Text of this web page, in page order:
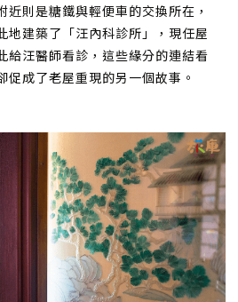
近則是糖鐵與輕便車的交換所在，
地建築了「汪內科診所」，現任屋
給汪醫師看診，這些緣分的連結看
促成了老屋重現的另一個故事。